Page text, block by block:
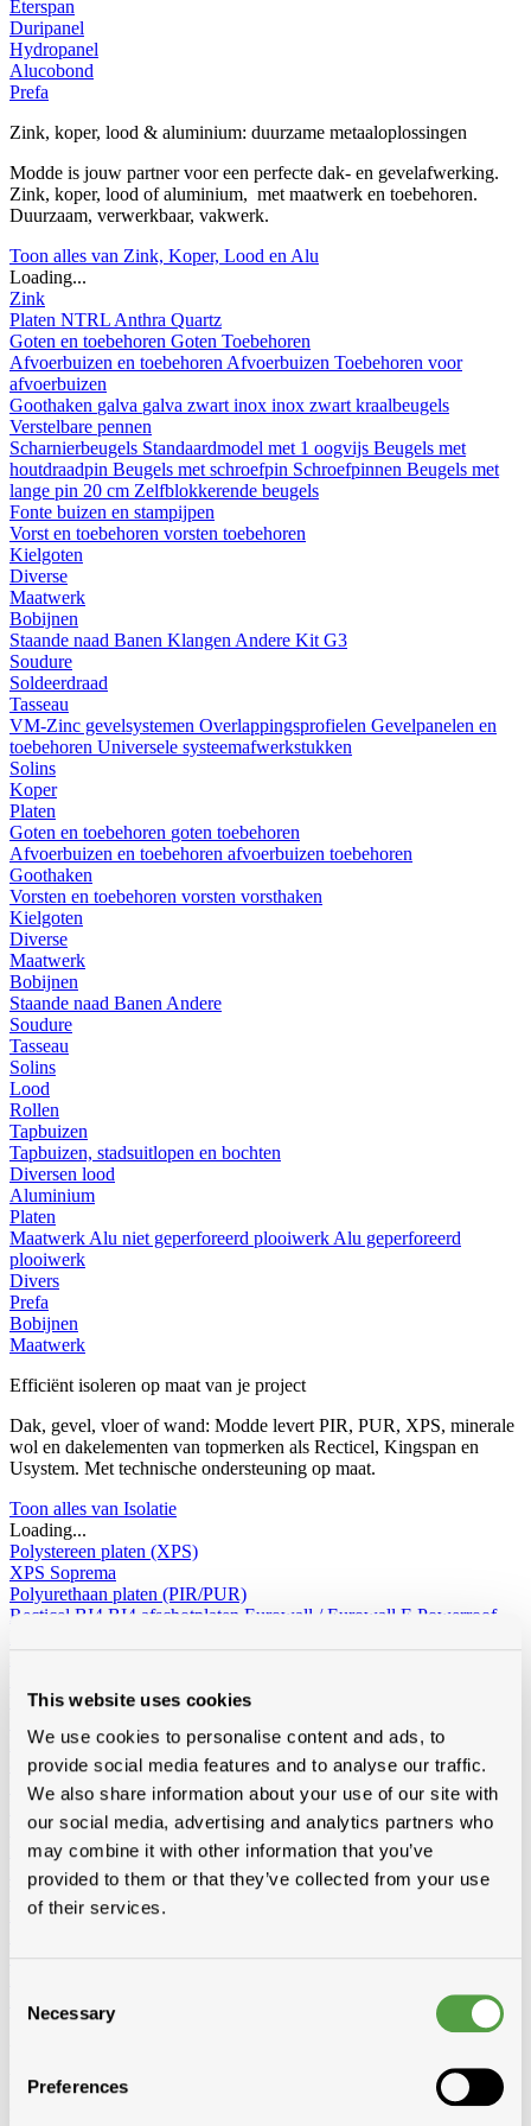
This website uses cookies
We use cookies to personalise content and ads, to
provide social media features and to analyse our traffic.
We also share information about your use of our site with
our social media, advertising and analytics partners who
may combine it with other information that you’ve
provided to them or that they’ve collected from your use
of their services.
Selection
Necessary
Preferences
Eterspan
Duripanel
Hydropanel
Alucobond
Prefa
Zink, koper, lood & aluminium: duurzame metaaloplossingen
Modde is jouw partner voor een perfecte dak- en gevelafwerking.
Zink, koper, lood of aluminium, met maatwerk en toebehoren.
Duurzaam, verwerkbaar, vakwerk.
Toon alles van Zink, Koper, Lood en Alu
Loading...
Zink
Platen NTRL Anthra Quartz
Goten en toebehoren Goten Toebehoren
Afvoerbuizen en toebehoren Afvoerbuizen Toebehoren voor
afvoerbuizen
Goothaken galva galva zwart inox inox zwart kraalbeugels
Verstelbare pennen
Scharnierbeugels Standaardmodel met 1 oogvijs Beugels met
houtdraadpin Beugels met schroefpin Schroefpinnen Beugels met
lange pin 20 cm Zelfblokkerende beugels
Fonte buizen en stampijpen
Vorst en toebehoren vorsten toebehoren
Kielgoten
Diverse
Maatwerk
Bobijnen
Staande naad Banen Klangen Andere Kit G3
Soudure
Soldeerdraad
Tasseau
VM-Zinc gevelsystemen Overlappingsprofielen Gevelpanelen en
toebehoren Universele systeemafwerkstukken
Solins
Koper
Platen
Goten en toebehoren goten toebehoren
Afvoerbuizen en toebehoren afvoerbuizen toebehoren
Goothaken
Vorsten en toebehoren vorsten vorsthaken
Kielgoten
Diverse
Maatwerk
Bobijnen
Staande naad Banen Andere
Soudure
Tasseau
Solins
Lood
Rollen
Tapbuizen
Tapbuizen, stadsuitlopen en bochten
Diversen lood
Aluminium
Platen
Maatwerk Alu niet geperforeerd plooiwerk Alu geperforeerd
plooiwerk
Divers
Prefa
Bobijnen
Maatwerk
Efficiënt isoleren op maat van je project
Dak, gevel, vloer of wand: Modde levert PIR, PUR, XPS, minerale
wol en dakelementen van topmerken als Recticel, Kingspan en
Usystem. Met technische ondersteuning op maat.
Toon alles van Isolatie
Loading...
Polystereen platen (XPS)
XPS Soprema
Polyurethaan platen (PIR/PUR)
Recticel BI4 BI4 afschotplaten Eurowall / Eurowall E Powerroof
UthermUtherm Roof MUtherm Sarking A
Elev isogard AK/AF RF-S30mm40mm50mm60mm 70mm
80mm90mm100mm110mm120mm130mm140mm150mm
160mm
Idelco
Minerale wol (platen en rollen)
Hellend dakUrsa Knauf RockwoolIsover
Plat dakRockwool
Wand - Zoldervloer - spouw Ursa IsoverRockwool
Houtvezelisolatie
Vacuumisolatie
Van folies, lijmen en ventilatie tot rookgasafvoer, zoldertrappen en
gereedschap, bij Modde vind je alle toebehoren voor een vlotte,